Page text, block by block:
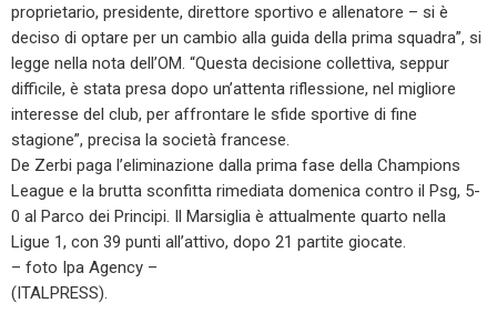
proprietario, presidente, direttore sportivo e allenatore – si è
deciso di optare per un cambio alla guida della prima squadra”, si
legge nella nota dell’OM. “Questa decisione collettiva, seppur
difficile, è stata presa dopo un’attenta riflessione, nel migliore
interesse del club, per affrontare le sfide sportive di fine
stagione”, precisa la società francese.
De Zerbi paga l’eliminazione dalla prima fase della Champions
League e la brutta sconfitta rimediata domenica contro il Psg, 5-
0 al Parco dei Principi. Il Marsiglia è attualmente quarto nella
Ligue 1, con 39 punti all’attivo, dopo 21 partite giocate.
– foto Ipa Agency –
(ITALPRESS).